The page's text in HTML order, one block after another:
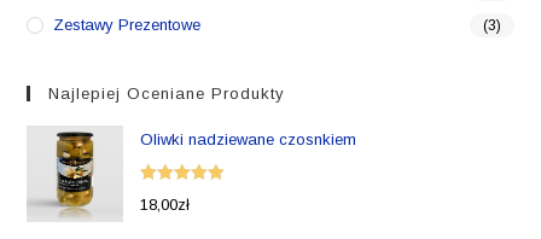
Zestawy Prezentowe (3)
Najlepiej Oceniane Produkty
Oliwki nadziewane czosnkiem
Oceniono
18,00zł